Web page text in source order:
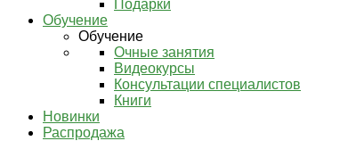
Подарки
Обучение
Обучение
Очные занятия
Видеокурсы
Консультации специалистов
Книги
Новинки
Распродажа